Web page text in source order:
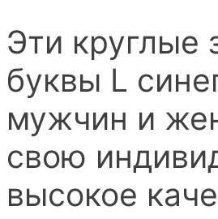
Эти круглые
буквы L
мужчин и
свою
высокое